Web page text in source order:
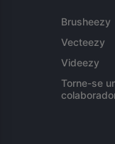
Brusheezy
Vecteezy
Videezy
Torne-se